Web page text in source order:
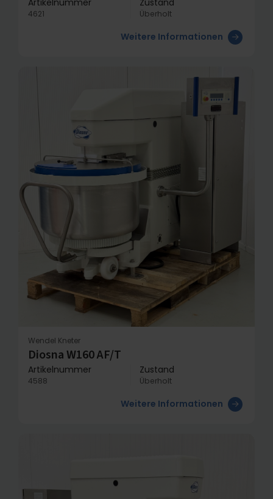
4621 Überholt
Weitere Informationen
Wendel Kneter
Diosna W160 AF/T
Artikelnummer
4588
Zustand
Überholt
Weitere Informationen